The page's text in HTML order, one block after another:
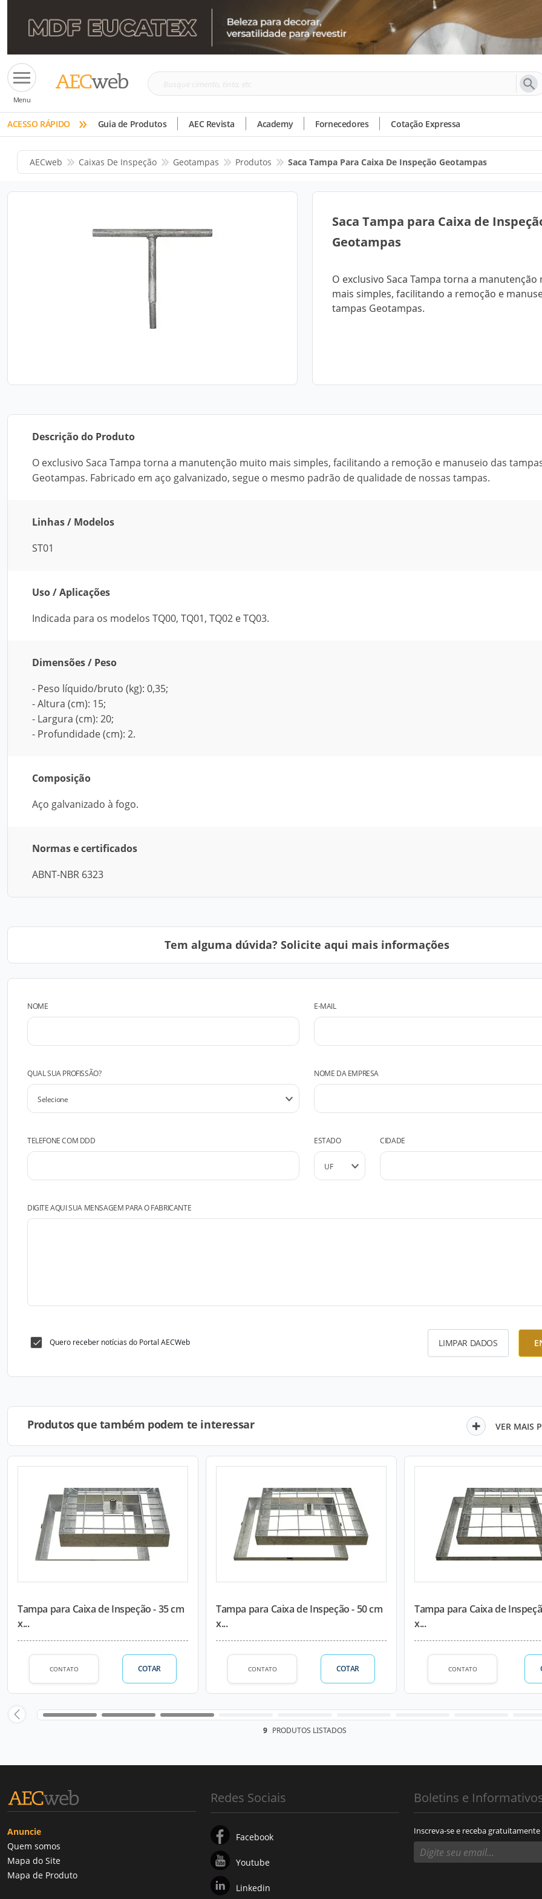
Menu
Busque
tinta,
etc
ACESSO RÁPIDO » Guia de Produtos AEC Revista Academy Fornecedores Cotação Expressa
AECweb Caixas De Inspeção Geotampas Produtos Saca Tampa Para Caixa De Inspeção Geotampas
Saca Tampa para Caixa de
Geotampas
O exclusivo Saca Tampa torna a manutenção
mais simples, facilitando a remoção e
tampas Geotampas.
Descrição do Produto
O exclusivo Saca Tampa torna a manutenção muito mais simples, facilitando a remoção e manuseio das
Geotampas. Fabricado em aço galvanizado, segue o mesmo padrão de qualidade de nossas tampas.
Linhas / Modelos
ST01
Uso / Aplicações
Indicada para os modelos TQ00, TQ01, TQ02 e TQ03.
Dimensões / Peso
- Peso líquido/bruto (kg): 0,35;
- Altura (cm): 15;
- Largura (cm): 20;
- Profundidade (cm): 2.
Composição
Aço galvanizado à fogo.
Normas e certificados
ABNT-NBR 6323
Tem alguma dúvida? Solicite aqui mais informações
NOME E-MAIL
QUAL SUA PROFISSÃO? NOME DA EMPRESA
TELEFONE COM DDD ESTADO CIDADE
DIGITE AQUI SUA MENSAGEM PARA O FABRICANTE
Quero receber notícias do Portal AECWeb LIMPAR DADOS
Produtos que também podem te interessar VER MAIS
Tampa para Caixa de Inspeção - 35 cm
x...
CONTATO COTAR
Tampa para Caixa de Inspeção - 50 cm
x...
CONTATO COTAR
Tampa para Caixa de
x...
CONTATO
9 PRODUTOS LISTADOS
Anuncie
Quem somos
Mapa do Site
Mapa de Produto
Redes Sociais
Facebook
Youtube
Linkedin
Boletins e
Inscreva-se e receba gratuitamente